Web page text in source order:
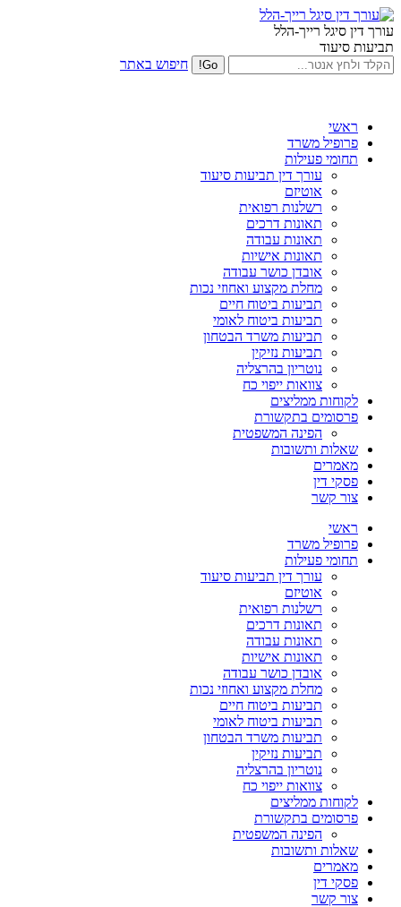
עורך דין סיגל רייך-הלל
תביעות סיעוד
חיפוש באתר
ראשי
פרופיל משרד
תחומי פעילות
עורך דין תביעות סיעוד
אוטיזם
רשלנות רפואית
תאונות דרכים
תאונות עבודה
תאונות אישיות
אובדן כושר עבודה
מחלת מקצוע ואחוזי נכות
תביעות ביטוח חיים
תביעות ביטוח לאומי
תביעות משרד הבטחון
תביעות נזיקין
נוטריון בהרצליה
צוואות ייפוי כח
לקוחות ממליצים
פרסומים בתקשורת
הפינה המשפטית
שאלות ותשובות
מאמרים
פסקי דין
צור קשר
ראשי
פרופיל משרד
תחומי פעילות
עורך דין תביעות סיעוד
אוטיזם
רשלנות רפואית
תאונות דרכים
תאונות עבודה
תאונות אישיות
אובדן כושר עבודה
מחלת מקצוע ואחוזי נכות
תביעות ביטוח חיים
תביעות ביטוח לאומי
תביעות משרד הבטחון
תביעות נזיקין
נוטריון בהרצליה
צוואות ייפוי כח
לקוחות ממליצים
פרסומים בתקשורת
הפינה המשפטית
שאלות ותשובות
מאמרים
פסקי דין
צור קשר